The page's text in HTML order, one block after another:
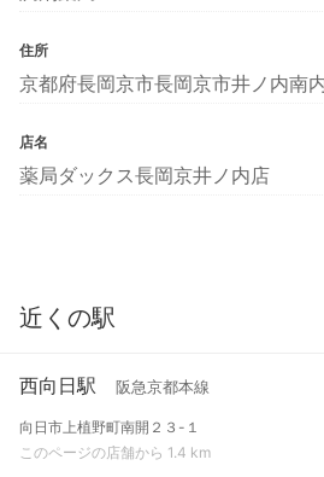
住所
京都府長岡京市長岡京市井ノ内南
店名
薬局ダックス長岡京井ノ内店
近くの駅
西向日駅 阪急京都本線
向日市上植野町南開２３-１
このページの店舗から 1.4 km